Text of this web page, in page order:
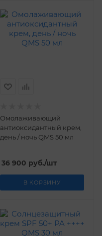
Омолаживающий
антиоксидантный крем,
день / ночь QMS 50 мл
36 900 руб./шт
В КОРЗИНУ